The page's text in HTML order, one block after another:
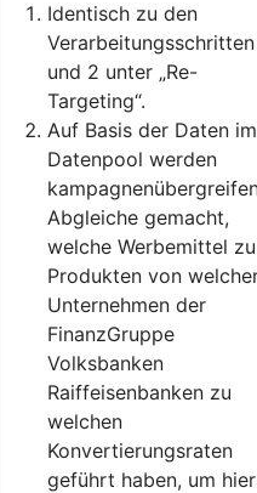
Identisch zu den
Verarbeitungsschritten
und 2 unter „Re-
Targeting“.
Auf Basis der Daten im
Datenpool werden
Abgleiche gemacht,
welche Werbemittel zu
Produkten von
Unternehmen der
FinanzGruppe
Volksbanken
Raiffeisenbanken zu
welchen
Konvertierungsraten
geführt haben, um